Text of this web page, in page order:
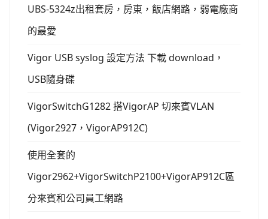
UBS-5324z出租套房，房東，飯店網路，弱電廠商
的最愛
Vigor USB syslog 設定方法 下載 download，
USB隨身碟
VigorSwitchG1282 搭VigorAP 切來賓VLAN
(Vigor2927，VigorAP912C)
使用全套的
Vigor2962+VigorSwitchP2100+VigorAP912C區
分來賓和公司員工網路